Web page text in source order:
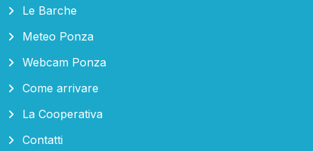
Le Barche
Meteo Ponza
Webcam Ponza
Come arrivare
La Cooperativa
Contatti